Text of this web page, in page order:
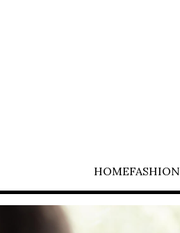
HOMEFASHION